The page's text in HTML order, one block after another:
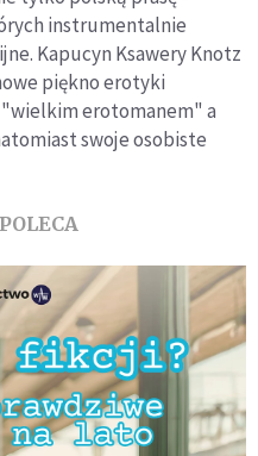
instrumentalnie
Kapucyn Ksawery Knotz
piękno erotyki
"wielkim erotomanem" a
swoje osobiste